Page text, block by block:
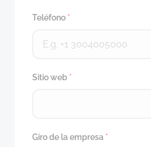
Teléfono *
Sitio web *
Giro de la empresa *